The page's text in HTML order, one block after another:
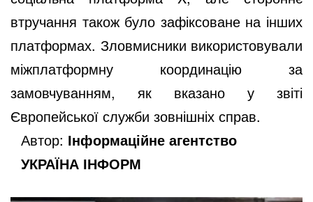
втручання також було зафіксоване на інших
платформах. Зловмисники використовували
міжплатформну координацію за
замовчуванням, як вказано у звіті
Європейської служби зовнішніх справ.
Автор: Інформаційне агентство
УКРАЇНА ІНФОРМ